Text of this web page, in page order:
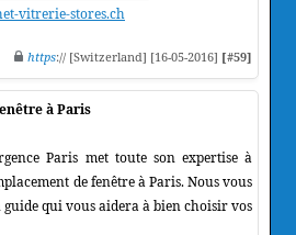
vitrerie-stores.ch
https:// [Switzerland] [16-05-2016] [#59]
à Paris
Paris met toute son expertise à
de fenêtre à Paris. Nous vous
guide qui vous aidera à bien choisir vos